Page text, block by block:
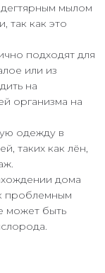
мылом
так как это
подходят для
или из
на
организма на
одежду в
таких как лён,
дома
проблемным
может быть